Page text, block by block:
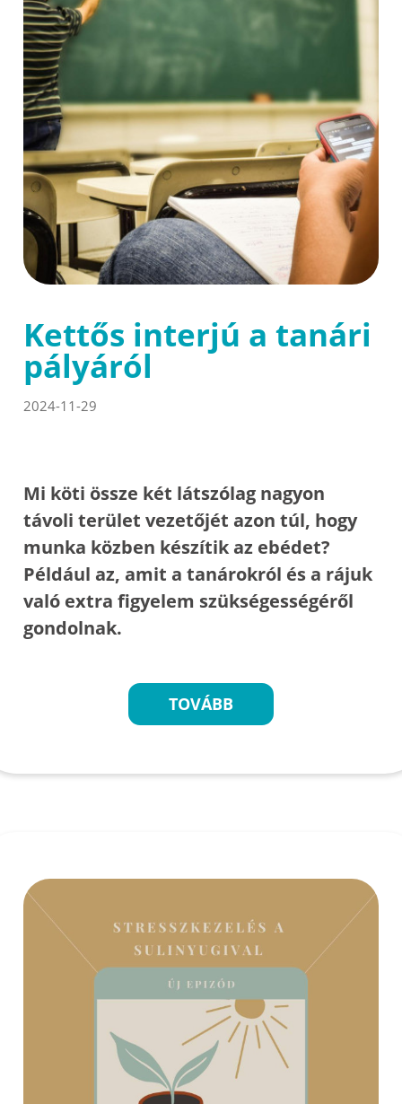
Kettős interjú a tanári
pályáról
2024-11-29
Mi köti össze két látszólag nagyon
távoli terület vezetőjét azon túl, hogy
munka közben készítik az ebédet?
Például az, amit a tanárokról és a rájuk
való extra figyelem szükségességéről
gondolnak.
TOVÁBB